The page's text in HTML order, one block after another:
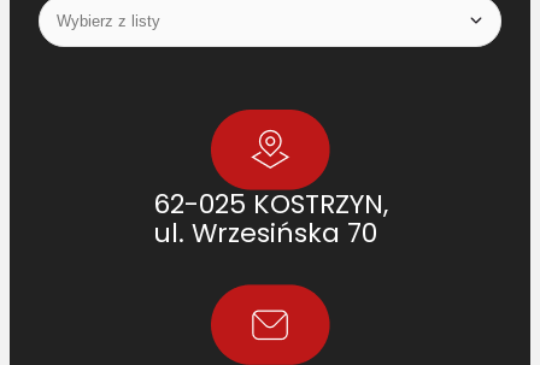
62-025 KOSTRZYN,
ul. Wrzesińska 70